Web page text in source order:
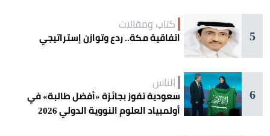
5
كتاب ومقالات
اتفاقية مكة.. ردع وتوازن إستراتيجي
6
الناس
سعودية تفوز بجائزة «أفضل طالبة» في
أولمبياد العلوم النووية الدولي 2026